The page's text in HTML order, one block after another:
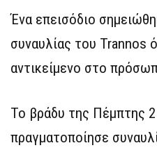
Ένα επεισόδιο
συναυλίας του Trannos
αντικείμενο στο
Το βράδυ της Πέμπτης 2
πραγματοποίησε